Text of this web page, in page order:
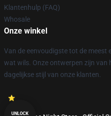
Klantenhulp (FAQ)
Whosale
Onze winkel
Van de eenvoudigste tot de meest
wat wils. Onze ontwerpen zijn van
dagelijkse stijl van onze klanten.
UNLOCK